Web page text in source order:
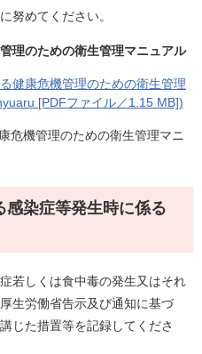
努めてください。
理のための衛生管理マニュアル
健康危機管理のための衛生管理
[PDFファイル／1.15 MB])
危機管理のための衛生管理マニ
染症等発生時に係る
若しくは食中毒の発生又はそれ
生労働省告示及び通知に基づ
じた措置等を記録してくださ